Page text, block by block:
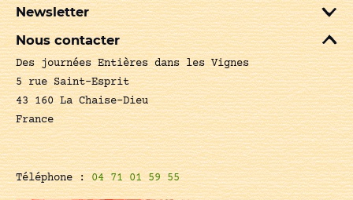
Newsletter
Nous contacter
Des journées Entières dans les Vignes
5 rue Saint-Esprit
43 160 La Chaise-Dieu
France
Téléphone :04 71 01 59 55